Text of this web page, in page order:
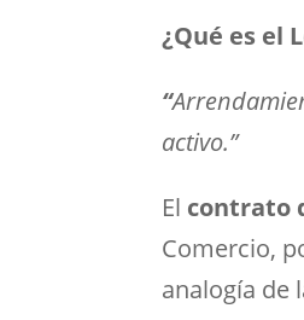
¿Qué es el
“
activo.”
El contrato
Comercio,
analogía de